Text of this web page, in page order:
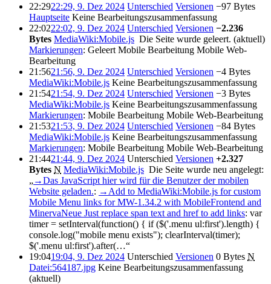
22:2922:29, 9. Dez 2024 Unterschied Versionen −97 Bytes
Hauptseite Keine Bearbeitungszusammenfassung
22:0222:02, 9. Dez 2024 Unterschied Versionen −2.236
Bytes MediaWiki:Mobile.js Die Seite wurde geleert. (aktuell)
Markierungen: Geleert Mobile Bearbeitung Mobile Web-
Bearbeitung
21:5621:56, 9. Dez 2024 Unterschied Versionen −4 Bytes
MediaWiki:Mobile.js Keine Bearbeitungszusammenfassung
21:5421:54, 9. Dez 2024 Unterschied Versionen −3 Bytes
MediaWiki:Mobile.js Keine Bearbeitungszusammenfassung
Markierungen: Mobile Bearbeitung Mobile Web-Bearbeitung
21:5321:53, 9. Dez 2024 Unterschied Versionen −84 Bytes
MediaWiki:Mobile.js Keine Bearbeitungszusammenfassung
Markierungen: Mobile Bearbeitung Mobile Web-Bearbeitung
21:4421:44, 9. Dez 2024 Unterschied Versionen +2.327
Bytes N MediaWiki:Mobile.js Die Seite wurde neu angelegt:
„→‎Das JavaScript hier wird für die Benutzer der mobilen
Website geladen.: →‎Add to MediaWiki:Mobile.js for custom
Mobile Menu links for MW-1.34.2 with MobileFrontend and
MinervaNeue Just replace span text and href to add links: var
timer = setInterval(function() { if ($('.menu ul:first').length) {
console.log("mobile menu exists"); clearInterval(timer);
$('.menu ul:first').after(…“
19:0419:04, 9. Dez 2024 Unterschied Versionen 0 Bytes N
Datei:564187.jpg Keine Bearbeitungszusammenfassung
(aktuell)